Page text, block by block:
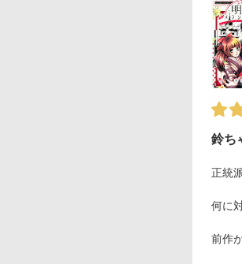
鈴ち
正統
何に
前作